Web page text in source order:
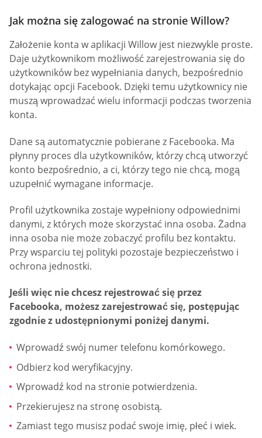
Jak można się zalogować na stronie Willow?
Założenie konta w aplikacji Willow jest niezwykle proste.
Daje użytkownikom możliwość zarejestrowania się do
użytkowników bez wypełniania danych, bezpośrednio
dotykając opcji Facebook. Dzięki temu użytkownicy nie
muszą wprowadzać wielu informacji podczas tworzenia
konta.
Dane są automatycznie pobierane z Facebooka. Ma
płynny proces dla użytkowników, którzy chcą utworzyć
konto bezpośrednio, a ci, którzy tego nie chcą, mogą
uzupełnić wymagane informacje.
Profil użytkownika zostaje wypełniony odpowiednimi
danymi, z których może skorzystać inna osoba. Żadna
inna osoba nie może zobaczyć profilu bez kontaktu.
Przy wsparciu tej polityki pozostaje bezpieczeństwo i
ochrona jednostki.
Jeśli więc nie chcesz rejestrować się przez
Facebooka, możesz zarejestrować się, postępując
zgodnie z udostępnionymi poniżej danymi.
Wprowadź swój numer telefonu komórkowego.
Odbierz kod weryfikacyjny.
Wprowadź kod na stronie potwierdzenia.
Przekierujesz na stronę osobistą.
Zamiast tego musisz podać swoje imię, płeć i wiek.